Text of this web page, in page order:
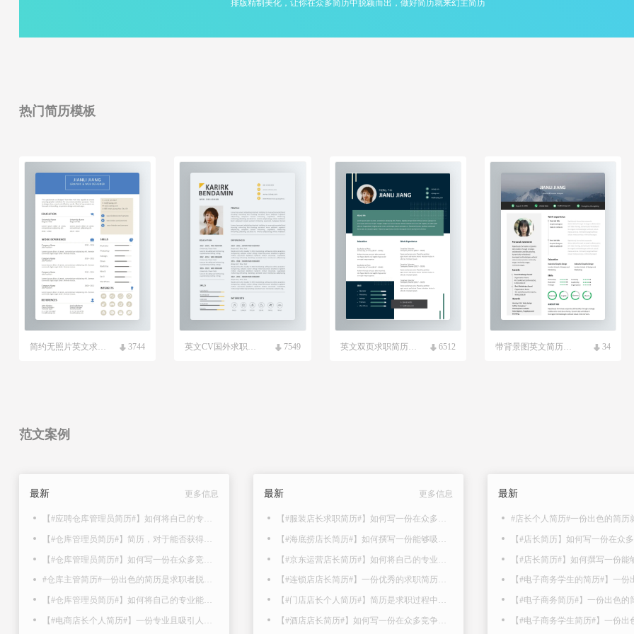
排版精制美化，让你在众多简历中脱颖而出，做好简历就来幻主简历
热门简历模板
简约无照片英文求职简历模板 3744 英文CV国外求职简历模板 7549 英文双页求职简历模板 6512 带背景图英文简历模板 34
范文案例
最新 更多信息
【#应聘仓库管理员简历#】如何将自己的专业能力和丰富经验以最具吸引力的方式在简历上呈..
#仓库主管简历#一份出色的简历是求职者脱颖而出的关键。但是，如何撰写一份令人印象深刻..
【#仓库管理员简历#】如何将自己的专业能力和丰富经验以最具吸引力的方式在简历上呈现出..
【#电商店长个人简历#】一份专业且吸引人的简历是众多求职者中脱颖而出的关键。那么，简历..
最新 更多信息
【#服装店长求职简历#】如何写一份在众多竞争者中脱颖而出，赢得面试的机会的简历呢？以..
【#连锁店店长简历#】一份优秀的求职简历，是每位求职者迈向成功就业的第一步。那么，如何..
【#门店店长个人简历#】简历是求职过程中的第一步，也是向招聘方展示自己的关键机会。以下..
【#酒店店长简历#】如何写一份在众多竞争者中脱颖而出，赢得面试的机会的简历呢？以下是..
最新